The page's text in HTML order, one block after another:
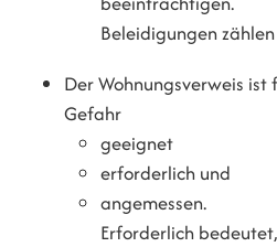
Beleidigungen
Der Wohnungsverweis
Gefahr
geeignet
erforderlich und
angemessen.
Erforderlich